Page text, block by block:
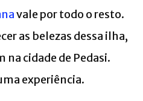
vale por todo o resto.
as belezas dessa ilha,
na cidade de Pedasi.
experiência.